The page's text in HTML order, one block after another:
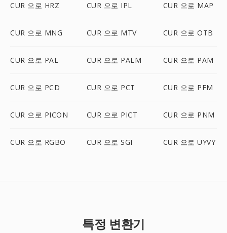
CUR 으로 HRZ CUR 으로 IPL CUR 으로 MAP
CUR 으로 MNG CUR 으로 MTV CUR 으로 OTB
CUR 으로 PAL CUR 으로 PALM CUR 으로 PAM
CUR 으로 PCD CUR 으로 PCT CUR 으로 PFM
CUR 으로 PICON CUR 으로 PICT CUR 으로 PNM
CUR 으로 RGBO CUR 으로 SGI CUR 으로 UYVY
특정 변환기